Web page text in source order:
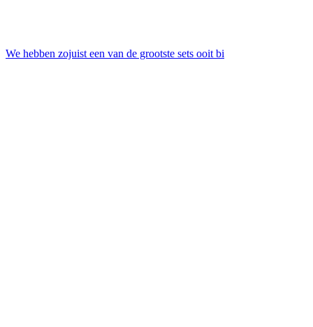
We hebben zojuist een van de grootste sets ooit bi